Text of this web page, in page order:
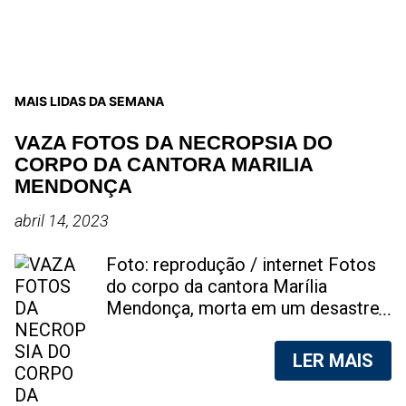
MAIS LIDAS DA SEMANA
VAZA FOTOS DA NECROPSIA DO
CORPO DA CANTORA MARILIA
MENDONÇA
abril 14, 2023
Foto: reprodução / internet Fotos
do corpo da cantora Marília
Mendonça, morta em um desastre
foram vazadas na internet. A
divulgação de fotos do corpo de
LER MAIS